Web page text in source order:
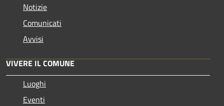
Notizie
Comunicati
Avvisi
VIVERE IL COMUNE
Luoghi
Eventi